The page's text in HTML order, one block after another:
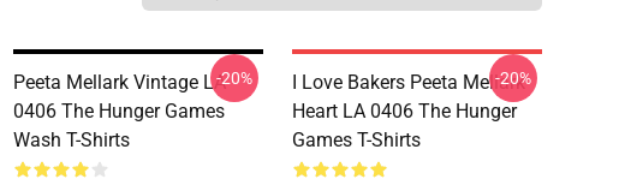
Peeta Mellark Vintage LA
0406 The Hunger Games
Wash T-Shirts
-20%
I Love Bakers Peeta Mellark
Heart LA 0406 The Hunger
Games T-Shirts
-20%